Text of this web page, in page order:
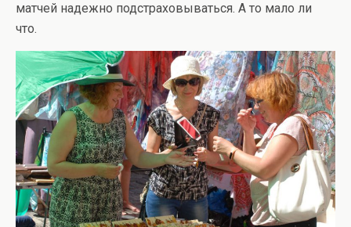
матчей надежно подстраховываться. А то мало ли
что.